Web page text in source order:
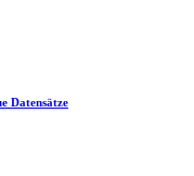
Datensätze